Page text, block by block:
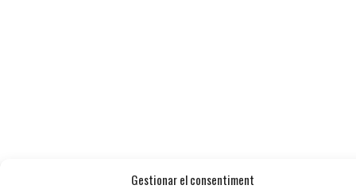
Gestionar el consentiment